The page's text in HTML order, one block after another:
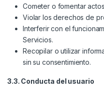
Cometer o fomentar
Violar los derechos de
Interferir con el
Servicios.
Recopilar o utilizar
sin su consentimiento.
3.3. Conducta del usuario